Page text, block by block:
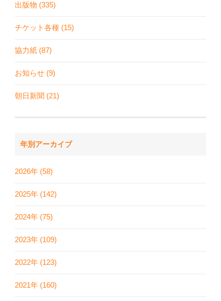
出版物 (335)
チケット各種 (15)
協力紙 (87)
お知らせ (9)
朝日新聞 (21)
年別アーカイブ
2026年 (58)
2025年 (142)
2024年 (75)
2023年 (109)
2022年 (123)
2021年 (160)